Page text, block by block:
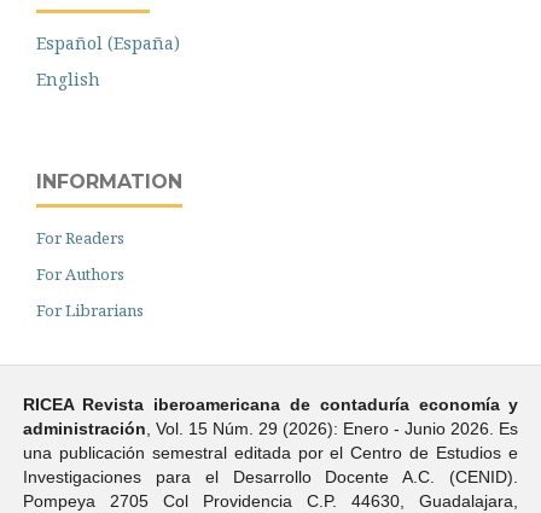
Español (España)
English
INFORMATION
For Readers
For Authors
For Librarians
RICEA Revista iberoamericana de contaduría economí­a y
administración , Vol. 15 Núm. 29 (2026): Enero - Junio 2026. Es
una publicación semestral editada por el Centro de Estudios e
Investigaciones para el Desarrollo Docente A.C. (CENID).
Pompeya 2705 Col Providencia C.P. 44630, Guadalajara,